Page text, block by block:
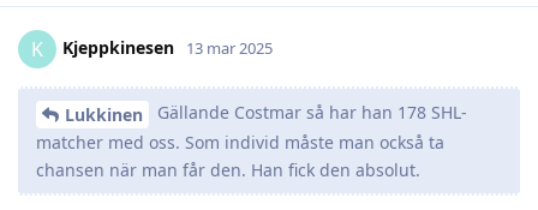
K Kjeppkinesen 13 mar 2025
Lukkinen
Gällande Costmar så har han 178 SHL-
matcher med oss. Som individ måste man också ta
chansen när man får den. Han fick den absolut.